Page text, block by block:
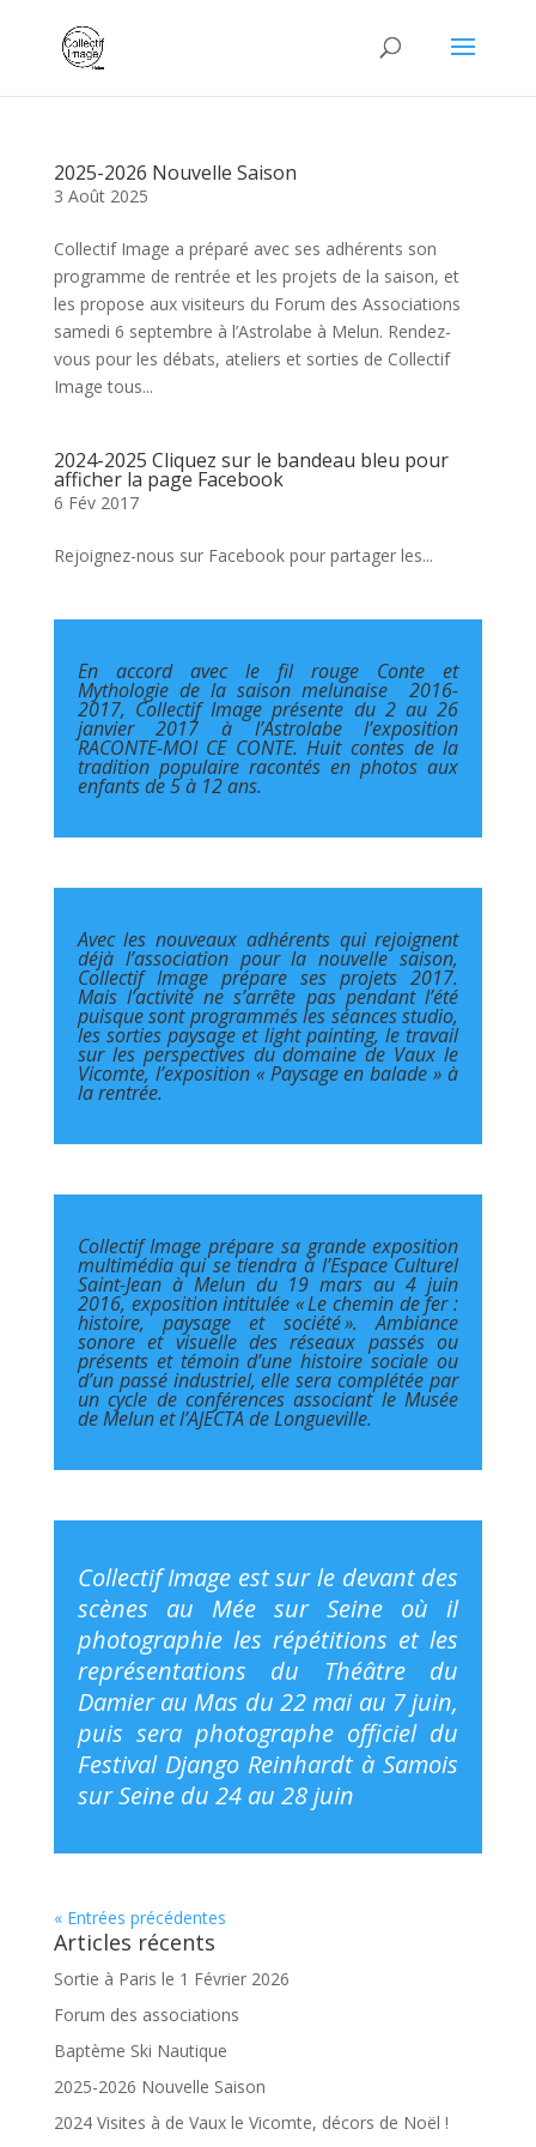
2025-2026 Nouvelle Saison
3 Août 2025
Collectif Image a préparé avec ses adhérents son
programme de rentrée et les projets de la saison, et
les propose aux visiteurs du Forum des Associations
samedi 6 septembre à l’Astrolabe à Melun. Rendez-
vous pour les débats, ateliers et sorties de Collectif
Image tous...
2024-2025 Cliquez sur le bandeau bleu pour
afficher la page Facebook
6 Fév 2017
Rejoignez-nous sur Facebook pour partager les...
En accord avec le fil rouge Conte et
Mythologie de la saison melunaise 2016-
2017, Collectif Image présente du 2 au 26
janvier 2017 à l’Astrolabe l’exposition
RACONTE-MOI CE CONTE. Huit contes de la
tradition populaire racontés en photos aux
enfants de 5 à 12 ans.
Avec les nouveaux adhérents qui rejoignent
déjà l’association pour la nouvelle saison,
Collectif Image prépare ses projets 2017.
Mais l’activité ne s’arrête pas pendant l’été
puisque sont programmés les séances studio,
les sorties paysage et light painting, le travail
sur les perspectives du domaine de Vaux le
Vicomte, l’exposition « Paysage en balade » à
la rentrée.
Collectif Image prépare sa grande exposition
multimédia qui se tiendra à l’Espace Culturel
Saint-Jean à Melun du 19 mars au 4 juin
2016, exposition intitulée « Le chemin de fer :
histoire, paysage et société ». Ambiance
sonore et visuelle des réseaux passés ou
présents et témoin d’une histoire sociale ou
d’un passé industriel, elle sera complétée par
un cycle de conférences associant le Musée
de Melun et l’AJECTA de Longueville.
Collectif Image est sur le devant des
scènes au Mée sur Seine où il
photographie les répétitions et les
représentations du Théâtre du
Damier au Mas du 22 mai au 7 juin,
puis sera photographe officiel du
Festival Django Reinhardt à Samois
sur Seine du 24 au 28 juin
« Entrées précédentes
Articles récents
Sortie à Paris le 1 Février 2026
Forum des associations
Baptème Ski Nautique
2025-2026 Nouvelle Saison
2024 Visites à de Vaux le Vicomte, décors de Noël !